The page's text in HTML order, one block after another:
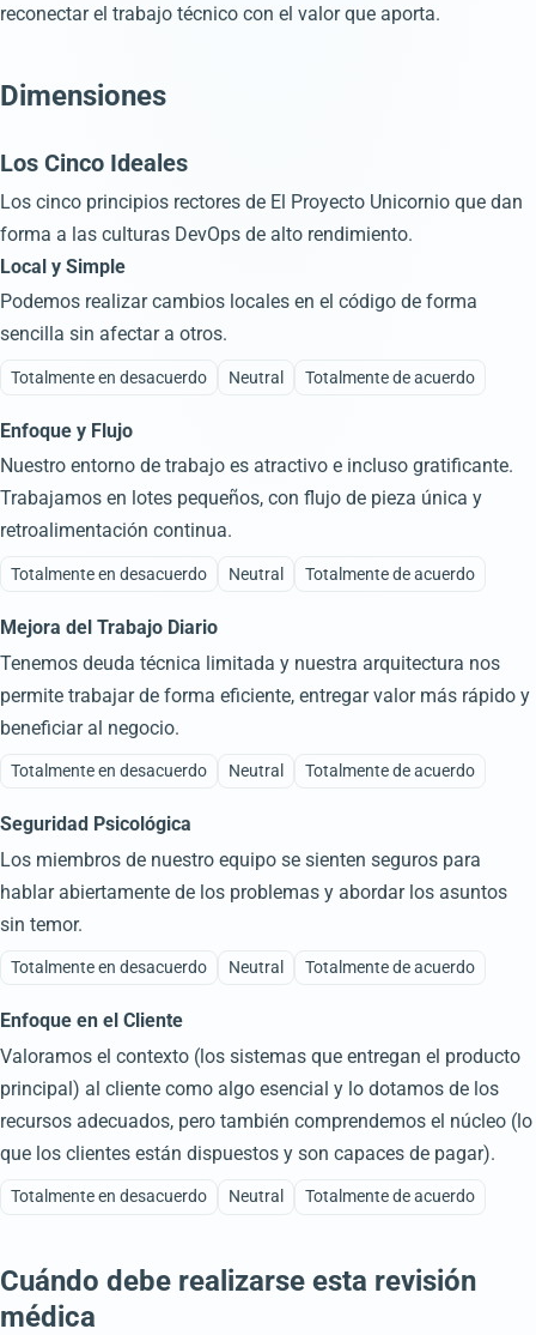
reconectar el trabajo técnico con el valor que aporta.
Dimensiones
Los Cinco Ideales
Los cinco principios rectores de El Proyecto Unicornio que dan
forma a las culturas DevOps de alto rendimiento.
Local y Simple
Podemos realizar cambios locales en el código de forma
sencilla sin afectar a otros.
Totalmente en desacuerdo Neutral Totalmente de acuerdo
Enfoque y Flujo
Nuestro entorno de trabajo es atractivo e incluso gratificante.
Trabajamos en lotes pequeños, con flujo de pieza única y
retroalimentación continua.
Totalmente en desacuerdo Neutral Totalmente de acuerdo
Mejora del Trabajo Diario
Tenemos deuda técnica limitada y nuestra arquitectura nos
permite trabajar de forma eficiente, entregar valor más rápido y
beneficiar al negocio.
Totalmente en desacuerdo Neutral Totalmente de acuerdo
Seguridad Psicológica
Los miembros de nuestro equipo se sienten seguros para
hablar abiertamente de los problemas y abordar los asuntos
sin temor.
Totalmente en desacuerdo Neutral Totalmente de acuerdo
Enfoque en el Cliente
Valoramos el contexto (los sistemas que entregan el producto
principal) al cliente como algo esencial y lo dotamos de los
recursos adecuados, pero también comprendemos el núcleo (lo
que los clientes están dispuestos y son capaces de pagar).
Totalmente en desacuerdo Neutral Totalmente de acuerdo
Cuándo debe realizarse esta revisión
médica